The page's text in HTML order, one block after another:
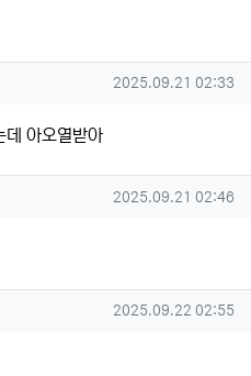
작성일
2025.09.21 02:33
아오열받아
글 작성일
2025.09.21 02:46
작성일
2025.09.22 02:55